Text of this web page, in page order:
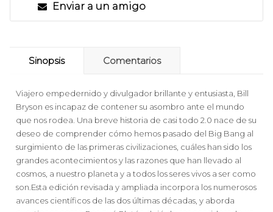
Enviar a un amigo
Sinopsis Comentarios
Viajero empedernido y divulgador brillante y entusiasta, Bill
Bryson es incapaz de contener su asombro ante el mundo
que nos rodea. Una breve historia de casi todo 2.0 nace de su
deseo de comprender cómo hemos pasado del Big Bang al
surgimiento de las primeras civilizaciones, cuáles han sido los
grandes acontecimientos y las razones que han llevado al
cosmos, a nuestro planeta y a todos los seres vivos a ser como
son.Esta edición revisada y ampliada incorpora los numerosos
avances científicos de las dos últimas décadas, y aborda